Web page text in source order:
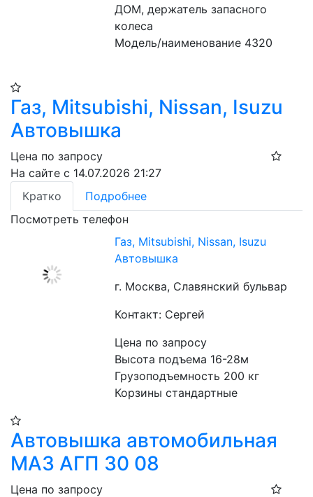
ДОМ, держатель запасного
колеса
Модель/наименование 4320
Газ, Mitsubishi, Nissan, Isuzu
Автовышка
Цена по запросу
На сайте с 14.07.2026 21:27
Кратко
Подробнее
Посмотреть телефон
Газ, Mitsubishi, Nissan, Isuzu
Автовышка
г. Москва, Славянский бульвар
Контакт: Сергей
Цена по запросу
Высота подъема 16-28м
Грузоподъемность 200 кг
Корзины стандартные
Автовышка автомобильная
МАЗ АГП 30 08
Цена по запросу